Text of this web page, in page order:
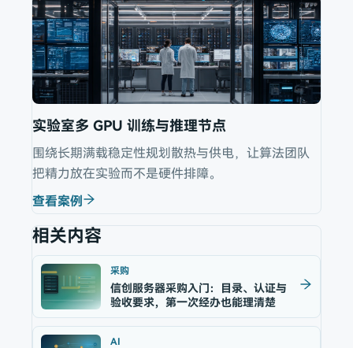
实验室多 GPU 训练与推理节点
围绕长期满载稳定性规划散热与供电，让算法团队
把精力放在实验而不是硬件排障。
查看案例
相关内容
采购
信创服务器采购入门：目录、认证与
验收要求，第一次经办也能理清楚
AI